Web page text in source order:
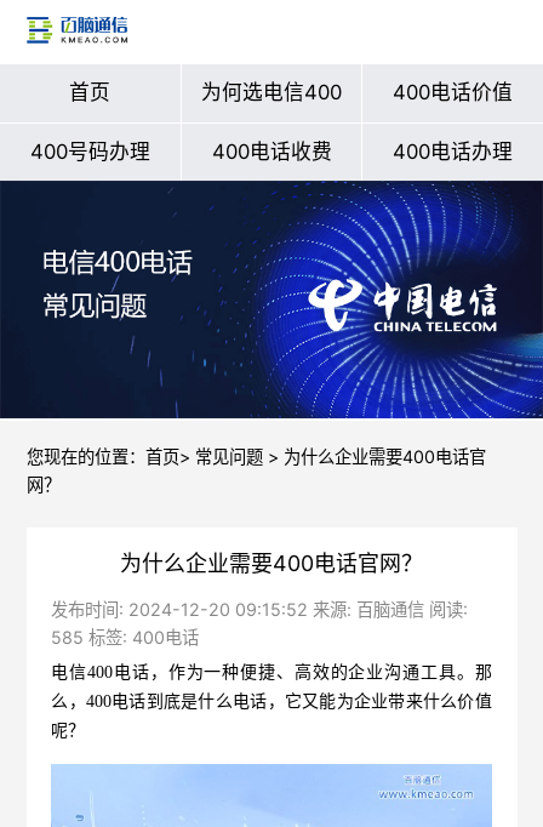
首页 为何选电信400 400电话价值
400号码办理 400电话收费 400电话办理
您现在的位置： 首页> 常见问题> 为什么企业需要400电话官
网？
为什么企业需要400电话官网？
发布时间: 2024-12-20 09:15:52 来源: 百脑通信 阅读:
585 标签: 400电话
电信400电话 ，作为一种便捷、高效的企业沟通工具。那
么，400电话到底是什么电话，它又能为企业带来什么价值
呢？